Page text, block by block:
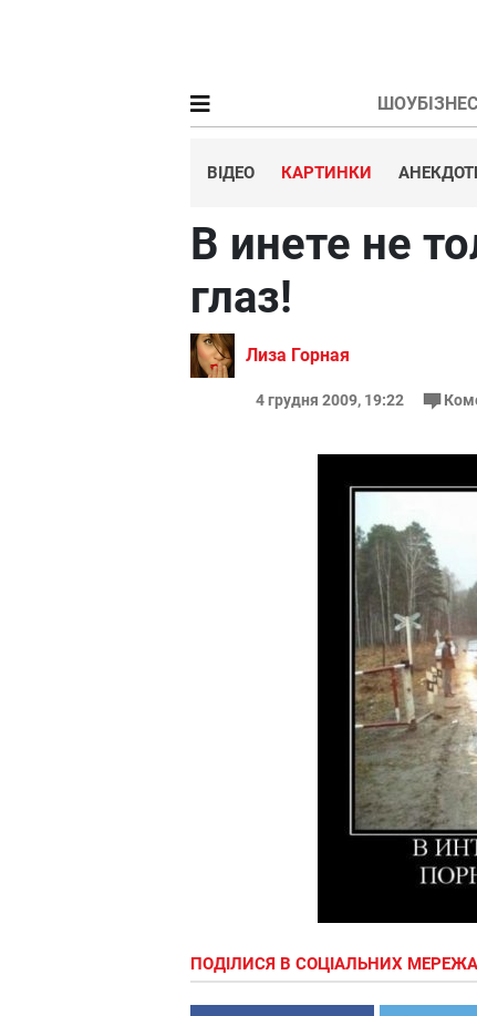
ШОУБІЗНЕС
ВІДЕО КАРТИНКИ
В инете не
глаз!
Лиза Горная
4 грудня 2009, 19:22
ПОДІЛИСЯ В СОЦІАЛЬНИХ